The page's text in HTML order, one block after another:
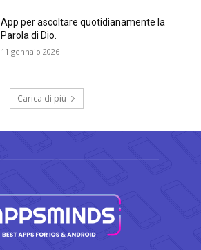
App per ascoltare quotidianamente la
Parola di Dio.
11 gennaio 2026
Carica di più